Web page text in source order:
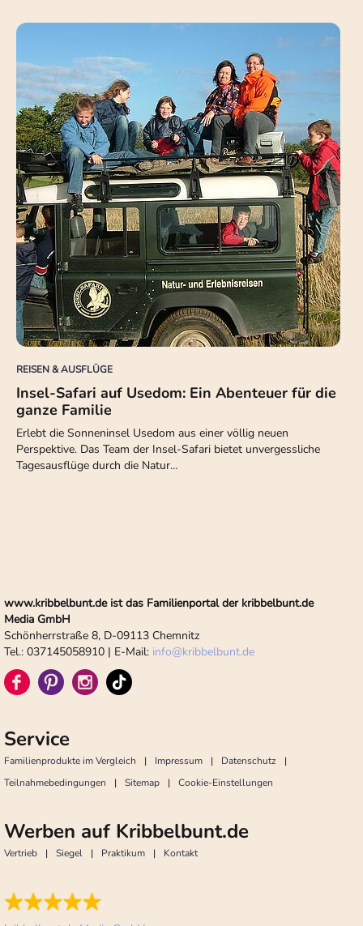
REISEN & AUSFLÜGE
Insel-Safari auf Usedom: Ein Abenteuer für die
ganze Familie
Erlebt die Sonneninsel Usedom aus einer völlig neuen
Perspektive. Das Team der Insel-Safari bietet unvergessliche
Tagesausflüge durch die Natur…
www.kribbelbunt.de ist das Familienportal der kribbelbunt.de
Media GmbH
Schönherrstraße 8, D-09113 Chemnitz
Tel.: 037145058910 | E-Mail: info@kribbelbunt.de
Service
Familienprodukte im Vergleich Impressum
Datenschutz
Teilnahmebedingungen
Sitemap Cookie-Einstellungen
Werben auf Kribbelbunt.de
Vertrieb Siegel Praktikum Kontakt